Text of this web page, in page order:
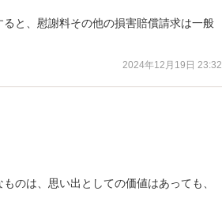
と、慰謝料その他の損害賠償請求は一般
2024年12月19日 23:32
のは、思い出としての価値はあっても、